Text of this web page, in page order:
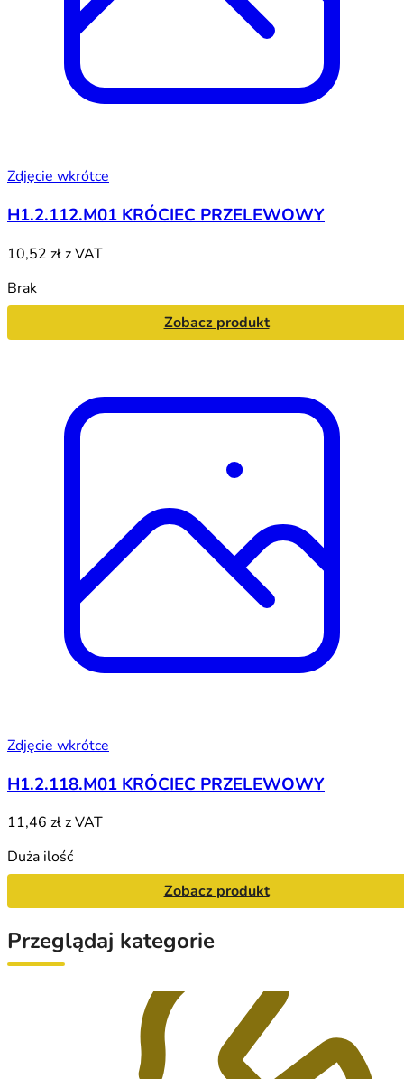
Zdjęcie wkrótce
H1.2.112.M01 KRÓCIEC PRZELEWOWY
10,52 złz VAT
Brak
Zobacz produkt
Zdjęcie wkrótce
H1.2.118.M01 KRÓCIEC PRZELEWOWY
11,46 złz VAT
Duża ilość
Zobacz produkt
Przeglądaj kategorie